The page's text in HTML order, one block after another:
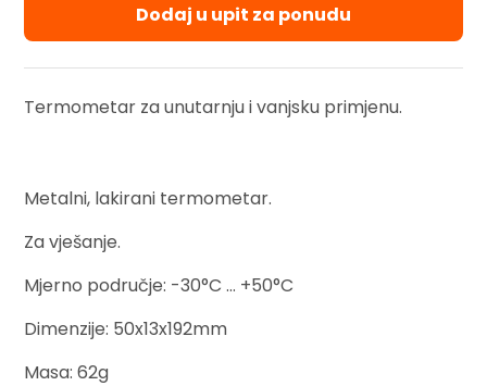
Dodaj u upit za ponudu
Termometar za unutarnju i vanjsku primjenu.
Metalni, lakirani termometar.
Za vješanje.
Mjerno područje: -30°C … +50°C
Dimenzije: 50x13x192mm
Masa: 62g